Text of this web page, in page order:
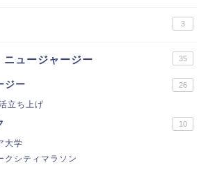
3
ニュージャージー 35
ジー 26
立ち上げ
10
大学
クシティマラソン